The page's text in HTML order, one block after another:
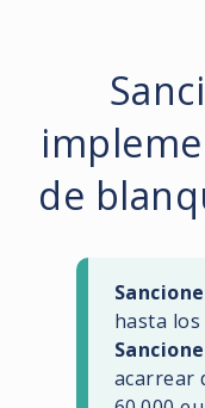
de
hasta los
acarrear